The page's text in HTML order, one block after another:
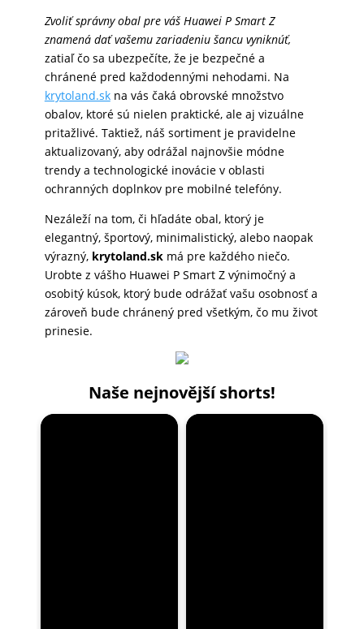
Zvoliť správny obal pre váš Huawei P Smart Z
znamená dať vašemu zariadeniu šancu vyniknúť,
zatiaľ čo sa ubezpečíte, že je bezpečné a
chránené pred každodennými nehodami. Na
krytoland.skna vás čaká obrovské množstvo
obalov, ktoré sú nielen praktické, ale aj vizuálne
pritažlivé. Taktiež, náš sortiment je pravidelne
aktualizovaný, aby odrážal najnovšie módne
trendy a technologické inovácie v oblasti
ochranných doplnkov pre mobilné telefóny.
Nezáleží na tom, či hľadáte obal, ktorý je
elegantný, športový, minimalistický, alebo naopak
výrazný, krytoland.skmá pre každého niečo.
Urobte z vášho Huawei P Smart Z výnimočný a
osobitý kúsok, ktorý bude odrážať vašu osobnosť a
zároveň bude chránený pred všetkým, čo mu život
prinesie.
Naše nejnovější shorts!